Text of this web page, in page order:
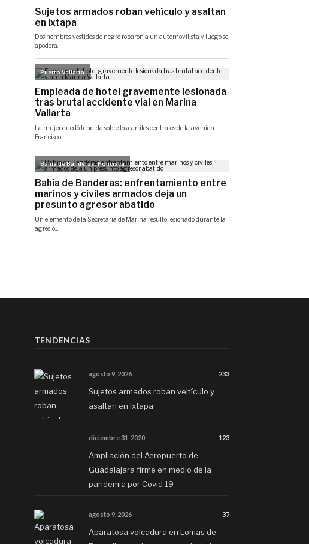
TENDENCIAS
agosto 9, 2026 233
Sujetos armados roban vehículo y
asaltan en Ixtapa
diciembre 31, 2020 123
Ampliación del Aeropuerto de
Guadalajara firme en medio de la
pandemia por Covid 19
agosto 9, 2026 37
Aparatosa volcadura en Lomas de